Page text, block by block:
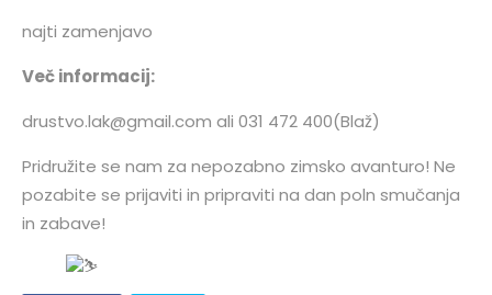
najti zamenjavo
Več informacij:
drustvo.lak@gmail.com ali 031 472 400(Blaž)
Pridružite se nam za nepozabno zimsko avanturo! Ne
pozabite se prijaviti in pripraviti na dan poln smučanja
in zabave!